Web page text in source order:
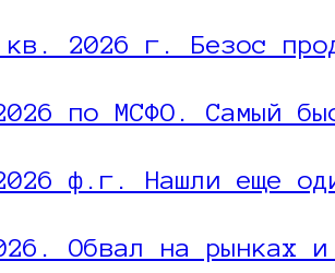
2026 г. Безос
по МСФО. Самый
ф.г. Нашли еще
Обвал на рынках